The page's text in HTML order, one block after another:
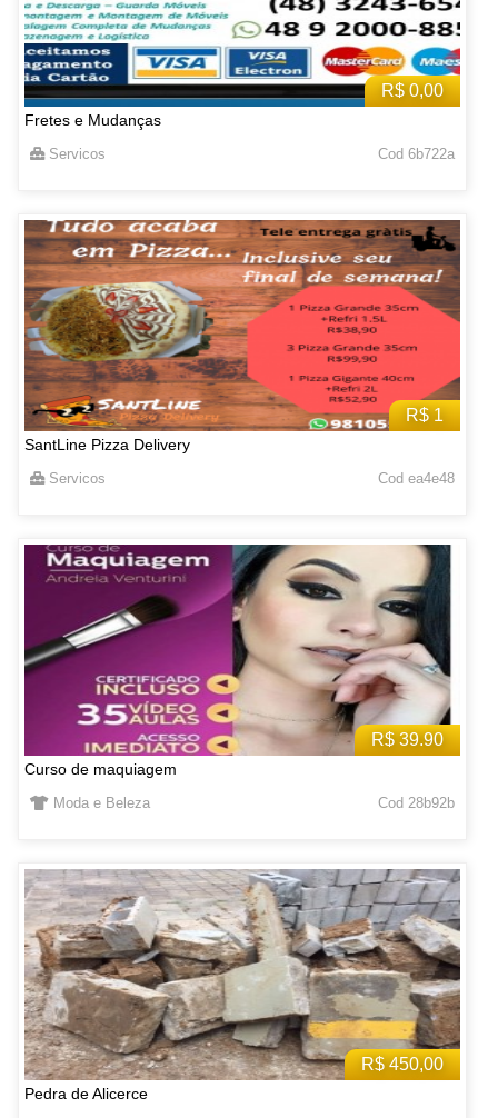
R$ 0,00
Fretes e Mudanças
Servicos Cod 6b722a
R$ 1
SantLine Pizza Delivery
Servicos Cod ea4e48
R$ 39.90
Curso de maquiagem
Moda e Beleza Cod 28b92b
R$ 450,00
Pedra de Alicerce